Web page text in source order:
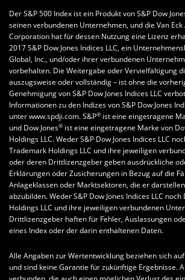
Der S&P 500 Index ist ein Produkt von S&P Dow
seinen verbundenen Unternehmen, und die Van Eck
Corporation hat für dessen Nutzung eine Lizenz
2017 S&P Dow Jones Indices LLC, ein
Global, Inc., und/oder ihrer verbundenen
vorbehalten. Die Weitergabe oder Vervielfältigung
auszugsweise oder vollständig – ist ohne die
Genehmigung von S&P Dow Jones Indices LLC
Informationen zu den Indizes von S&P Dow Jones
unter www.spdji.com. S&P® ist eine eingetragene
und Dow Jones® ist eine eingetragene Marke von
Holdings LLC. Weder S&P Dow Jones Indices LLC
Trademark Holdings LLC und ihre jeweiligen
oder deren Drittlizenzgeber geben ausdrückliche
Erklärungen oder Zusicherungen in Bezug auf die
Anlageklassen oder Marktsektoren, die er
abzubilden. Weder S&P Dow Jones Indices LLC
Holdings LLC und ihre jeweiligen verbundenen
Drittlizenzgeber haften für Fehler, Auslassungen
eines Index oder der darin enthaltenen Daten.
Alle Angaben zur Wertentwicklung beziehen sich
und sind keine Garantie für zukünftige Ergebnisse.